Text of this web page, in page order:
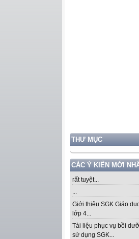
THƯ MỤC
CÁC Ý KIẾN MỚI
rất tuyệt...
...
Giới thiệu SGK Giáo
lớp 4...
Tài liệu phục vụ bồi
sử dụng SGK...